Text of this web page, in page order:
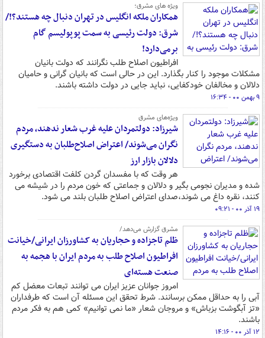
ویژه های مشرق؛
همکاران ملکه انگلیس در تهران دنبال چه هستند؟!/
شرق: دولت رئیسی به سمت پوپولیسم گام
برمی‌دارد!
افراطیون اصلاح طلب نگرانند که دولت بانیان
مشکلات موجود را کنار بگذارد. این در حالی است که بانیان گرانی و حامیان
دلالان و مخالفان خودکفایی، نباید جایی در دولت داشته باشند.
۹ بهمن ۰۰ - ۱۶:۳۴
ویژه‌های مشرق
شیرزاد: دولتمردان علیه غرب شعار ندهند، مردم
نگران می‌شوند/ اعتراض اصلاح‌طلبان به دستگیری
دلالان بازار ارز
هر وقت که با مفسدان گردن کلفت اقتصادی برخورد
شده و مدیران نجومی بگیر و دلالان و جماعتی که خون مردم را در شیشه می
کنند، نقره داغ می شوند،صدای اعتراض اصلاح طلبان بلند می شود.
۱۹ آذر ۰۰ - ۰۹:۲۱
مشرق گزارش می‌دهد/
ظلم تاجزاده و حجاریان به کشاورزان ایرانی/خیانت
افراطیون اصلاح طلب به مردم ایران با هجمه به
صنعت هسته‌ای
امروز جوانان عزیز ایران می توانند تبعات معضل کم
آبی را به حداقل ممکن برسانند. شرط تحقق این مسئله آن است که طرفداران
«تز آبگوشت بزباش» و مروجان شعار «ما نمی توانیم» کمی هم به فکر مردم
باشند.
۱۲ آذر ۰۰ - ۱۴:۱۶